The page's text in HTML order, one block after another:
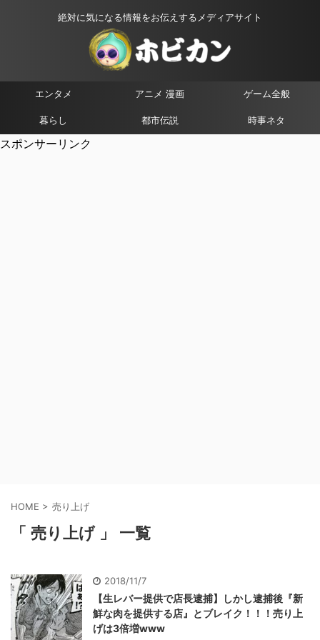
絶対に気になる情報をお伝えするメディアサイト
エンタメ アニメ 漫画 ゲーム全般
暮らし 都市伝説 時事ネタ
スポンサーリンク
HOME > 売り上げ
「 売り上げ 」 一覧
2018/11/7
【生レバー提供で店長逮捕】しかし逮捕後『新
鮮な肉を提供する店』とブレイク！！！売り上
げは3倍増www